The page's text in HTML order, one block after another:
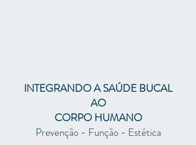
INTEGRANDO A SAÚDE BUCAL
AO
CORPO HUMANO
Prevenção - Função - Estética